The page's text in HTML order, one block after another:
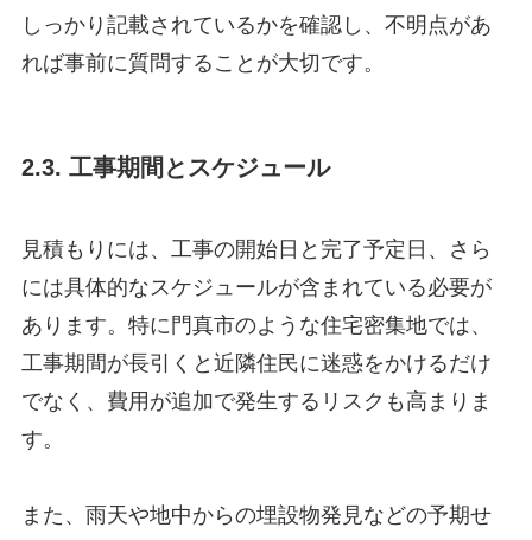
しっかり記載されているかを確認し、不明点があ
れば事前に質問することが大切です。
2.3. 工事期間とスケジュール
見積もりには、工事の開始日と完了予定日、さら
には具体的なスケジュールが含まれている必要が
あります。特に門真市のような住宅密集地では、
工事期間が長引くと近隣住民に迷惑をかけるだけ
でなく、費用が追加で発生するリスクも高まりま
す。
また、雨天や地中からの埋設物発見などの予期せ